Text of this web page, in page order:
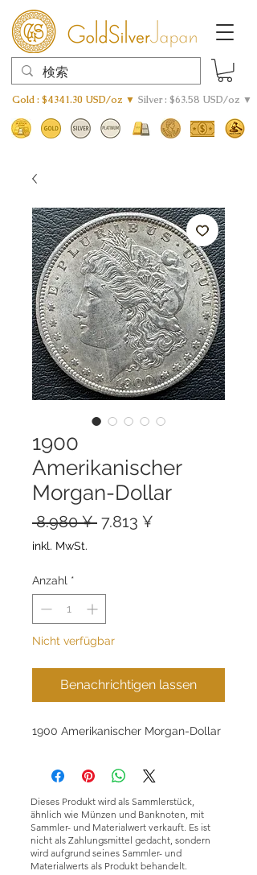
Gold : $4341.30 USD/oz ▼ Silver : $63.58 USD/oz ▼
1900
Amerikanischer
Morgan-Dollar
8.980 ¥ Standardpreis
7.813 ¥
inkl. MwSt.
Anzahl *
Nicht verfügbar
Benachrichtigen lassen
1900 Amerikanischer Morgan-Dollar
Dieses Produkt wird als Sammlerstück,
ähnlich wie Münzen und Banknoten, mit
Sammler- und Materialwert verkauft. Es ist
nicht als Zahlungsmittel gedacht, sondern
wird aufgrund seines Sammler- und
Materialwerts als Produkt behandelt.